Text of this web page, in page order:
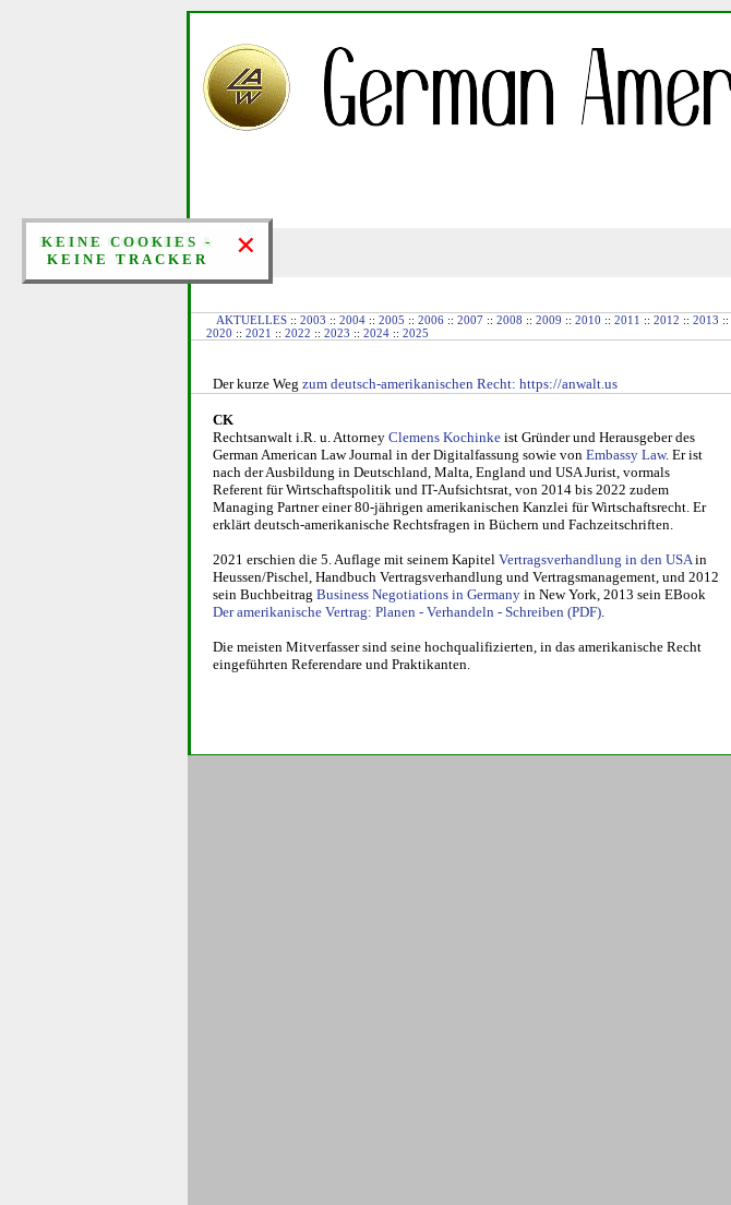
×
KEINE COOKIES &
KEINE TRACKER
AKTUELLES :: 2003 :: 2004 :: 2005 :: 2006 :: 2007 :: 2008 :: 2009 :: 2010 :: 2011 :: 2012 :: 2013 ::
2020 :: 2021 :: 2022 :: 2023 :: 2024 :: 2025
Der kurze Weg zum deutsch-amerikanischen Recht: https://anwalt.us
CK
Rechtsanwalt i.R. u. Attorney Clemens Kochinke ist Gründer und Her­aus­ge­ber des
German Ame­ri­can Law Journal in der Digitalfassung so­wie von Embassy Law. Er ist
nach der Ausbildung in Deutschland, Mal­ta, Eng­land und USA Jurist, vormals
Referent für Wirt­schafts­politik und IT-Auf­sichtsrat, von 2014 bis 2022 zudem
Managing Part­ner einer 80-jäh­ri­gen ame­ri­ka­nischen Kanzlei für Wirtschaftsrecht. Er
erklärt deutsch-ame­ri­ka­ni­sche Rechts­fra­gen in Büchern und Fachzeitschriften.
2021 erschien die 5. Auflage mit seinem Kapitel Vertragsverhandlung in den USAin
Heus­sen/Pischel, Handbuch Vertragsverhandlung und Ver­trags­ma­na­ge­ment, und 2012
sein Buchbeitrag Business Nego­ti­ati­ons in Ger­ma­ny in New York, 2013 sein EBook
Der ame­ri­ka­ni­sche Vertrag: Planen - Ver­han­deln - Schreiben
.
Die meisten Mitverfasser sind seine hochqualifizierten, in das amerikanische Recht
eingeführten Referendare und Praktikanten.
×
KEINE COOKIES -
KEINE TRACKER